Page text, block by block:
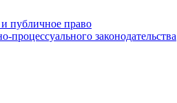
публичное право
законодательства